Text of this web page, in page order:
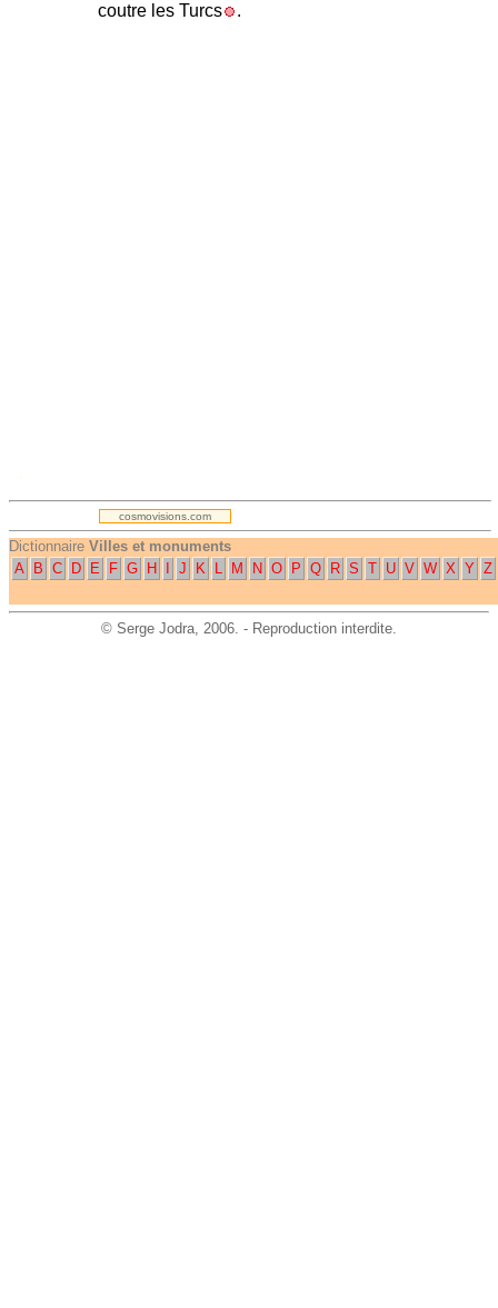
coutre les Turcs
.
.
cosmovisions.com
Dictionnaire Villes et monuments
A
B C D E F G H J K L M N O P Q R S T U V W X Y Z
© Serge Jodra, 2006. - Reproduction interdite.